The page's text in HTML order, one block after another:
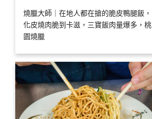
燒臘大師｜在地人都在搶的脆皮鴨腿飯，
化皮燒肉脆到卡滋，三寶飯肉量爆多，桃
園燒臘